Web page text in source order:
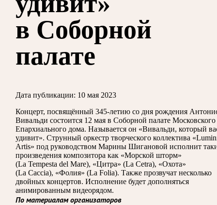
в Соборной
палате
Дата публикации: 10 мая 2023
Концерт, посвящённый 345-летию со дня рождения
Вивальди состоится 12 мая в Соборной палате Московского
Епархиального дома. Называется он «Вивальди, который
удивит». Струнный оркестр творческого коллектива
Artis» под руководством Марины Шигановой исполнит
произведения композитора как «Морской шторм»
(La Tempesta del Mare), «Цитра» (La Cetra), «Охота»
(La Caccia), «Фолия» (La Folia). Также прозвучат несколько
двойных концертов. Исполнение будет дополняться
анимированным видеорядом.
По материалам организаторов